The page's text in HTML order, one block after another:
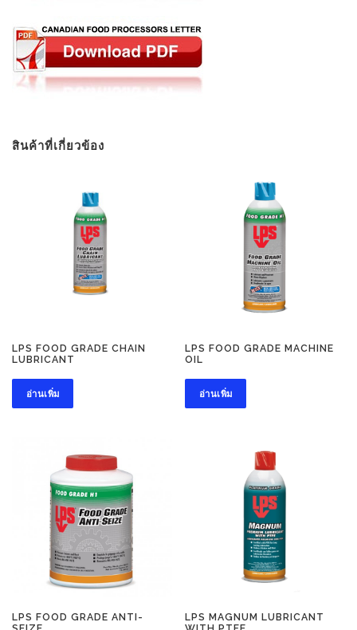
สินค้าที่เกี่ยวข้อง
LPS FOOD GRADE CHAIN
LUBRICANT
อ่านเพิ่ม
LPS FOOD GRADE MACHINE
OIL
อ่านเพิ่ม
LPS FOOD GRADE ANTI-
LPS MAGNUM LUBRICANT